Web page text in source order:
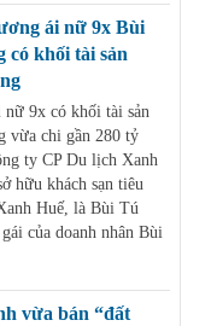
ái nữ 9x Bùi
có khối tài sản
9x có khối tài sản
vừa chi gần 280 tỷ
ty CP Du lịch Xanh
hữu khách sạn tiêu
Huế, là Bùi Tú
của doanh nhân Bùi
vừa bán “đất